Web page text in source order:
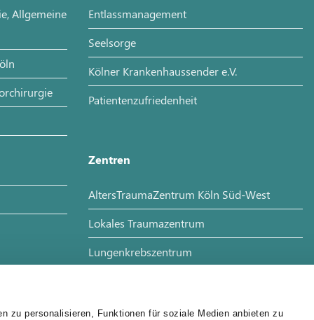
zu personalisieren, Funktionen für soziale Medien anbieten zu
Allgemeine
Entlassmanagement
Seelsorge
Kölner Krankenhaussender e.V.
Patientenzufriedenheit
Zentren
AltersTraumaZentrum Köln Süd-West
Lokales Traumazentrum
Lungenkrebszentrum
Kompetenzzentrum Schilddrüsenchirurgie